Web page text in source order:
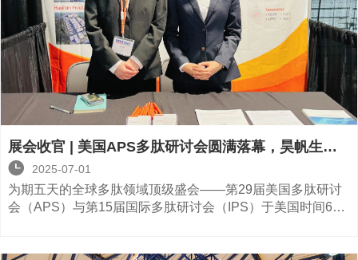
展会收官 | 美国APS多肽研讨会圆满落幕，昊帆生物
收获颇丰
 2025-07-01
为期五天的全球多肽领域顶级盛会——第29届美国多肽研讨
会（APS）与第15届国际多肽研讨会（IPS）于美国时间6月